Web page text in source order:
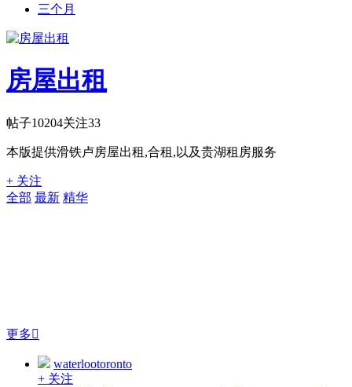
三个月
房屋出租
帖子10204关注33
本版提供滑铁卢房屋出租,合租,以及贵湖租房服务
+ 关注
全部 最新 精华
更多
waterlootoronto
+ 关注